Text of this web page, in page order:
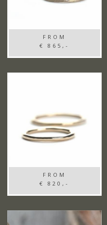
FROM
€ 865,-
FROM
€ 820,-